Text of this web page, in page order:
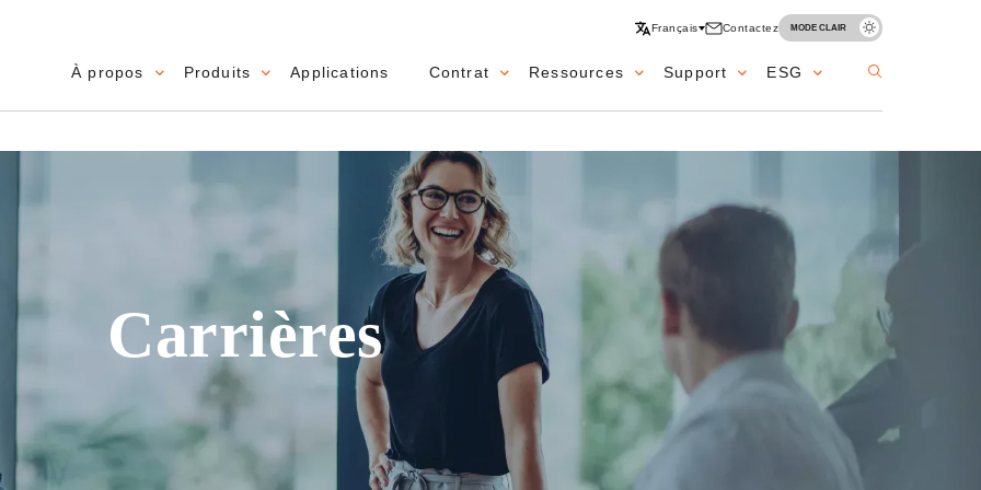
Français Contactez MODE CLAIR
Main navigation
À propos Produits Applications Contrat Ressources Support ESG
Carrières